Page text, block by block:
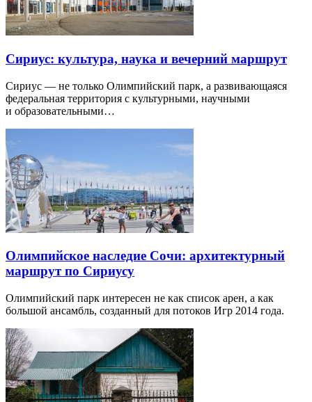
Сириус: культура, наука и вечерний маршрут
Сириус — не только Олимпийский парк, а развивающаяся
федеральная территория с культурными, научными
и образовательными…
Олимпийское наследие Сочи: архитектурный
маршрут по Сириусу
Олимпийский парк интересен не как список арен, а как
большой ансамбль, созданный для потоков Игр 2014 года.